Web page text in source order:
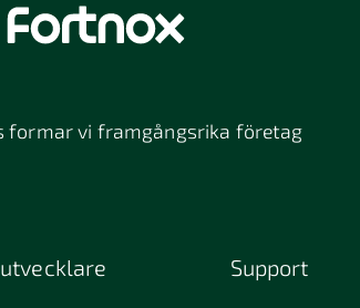
formar vi framgångsrika företag
Support